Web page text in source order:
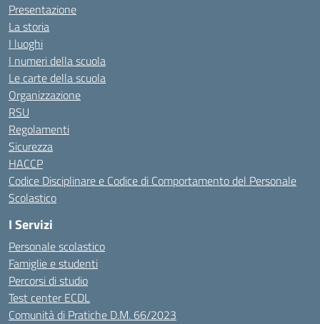
Presentazione
La storia
I luoghi
I numeri della scuola
Le carte della scuola
Organizzazione
RSU
Regolamenti
Sicurezza
HACCP
Codice Disciplinare e Codice di Comportamento del Personale
Scolastico
I Servizi
Personale scolastico
Famiglie e studenti
Percorsi di studio
Test center ECDL
Comunità di Pratiche D.M. 66/2023